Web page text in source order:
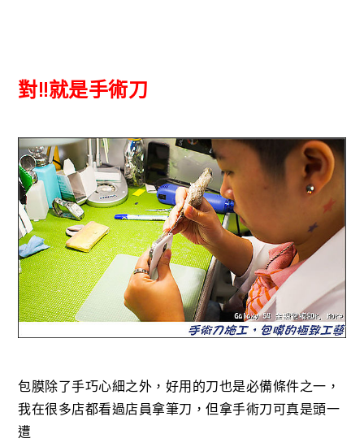
對!!就是手術刀
包膜除了手巧心細之外，好用的刀也是必備條件之一，
我在很多店都看過店員拿筆刀，但拿手術刀可真是頭一
遭